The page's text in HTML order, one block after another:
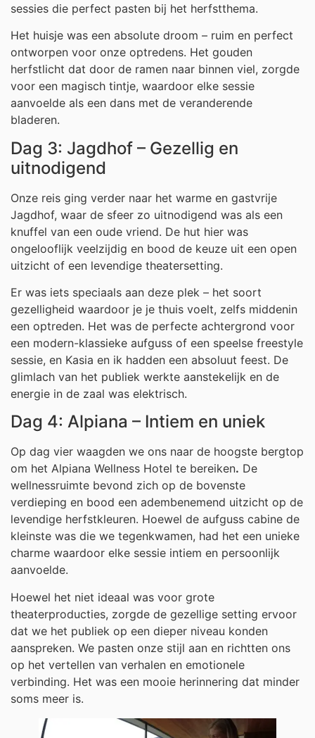
sessies die perfect pasten bij het herfstthema.
Het huisje was een absolute droom – ruim en perfect
ontworpen voor onze optredens. Het gouden
herfstlicht dat door de ramen naar binnen viel, zorgde
voor een magisch tintje, waardoor elke sessie
aanvoelde als een dans met de veranderende
bladeren.
Dag 3: Jagdhof – Gezellig en
uitnodigend
Onze reis ging verder naar het warme en gastvrije
Jagdhof, waar de sfeer zo uitnodigend was als een
knuffel van een oude vriend. De hut hier was
ongelooflijk veelzijdig en bood de keuze uit een open
uitzicht of een levendige theatersetting.
Er was iets speciaals aan deze plek – het soort
gezelligheid waardoor je je thuis voelt, zelfs middenin
een optreden. Het was de perfecte achtergrond voor
een modern-klassieke aufguss of een speelse freestyle
sessie, en Kasia en ik hadden een absoluut feest. De
glimlach van het publiek werkte aanstekelijk en de
energie in de zaal was elektrisch.
Dag 4: Alpiana – Intiem en uniek
Op dag vier waagden we ons naar de hoogste bergtop
om het Alpiana Wellness Hotel te bereiken. De
wellnessruimte bevond zich op de bovenste
verdieping en bood een adembenemend uitzicht op de
levendige herfstkleuren. Hoewel de aufguss cabine de
kleinste was die we tegenkwamen, had het een unieke
charme waardoor elke sessie intiem en persoonlijk
aanvoelde.
Hoewel het niet ideaal was voor grote
theaterproducties, zorgde de gezellige setting ervoor
dat we het publiek op een dieper niveau konden
aanspreken. We pasten onze stijl aan en richtten ons
op het vertellen van verhalen en emotionele
verbinding. Het was een mooie herinnering dat minder
soms meer is.